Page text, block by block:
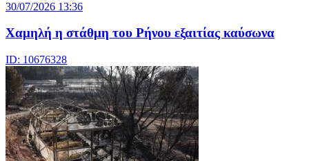
30/07/2026 13:36
Χαμηλή η στάθμη του Ρήνου εξαιτίας καύσωνα
ID: 10676328